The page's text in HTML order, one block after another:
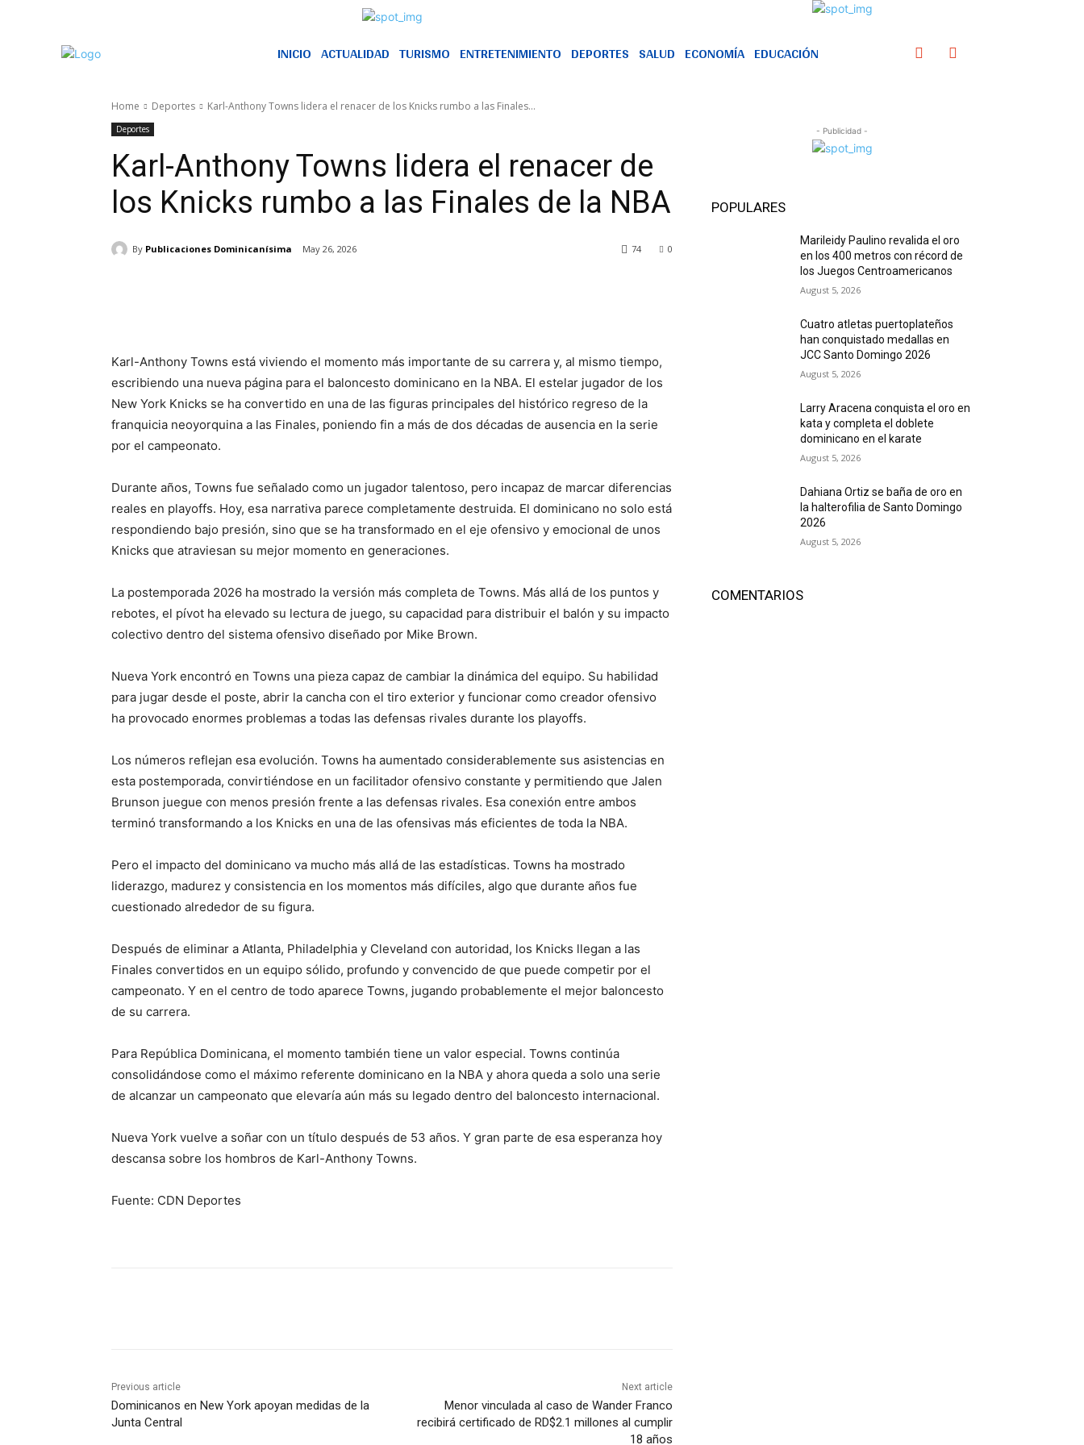
INICIO ACTUALIDAD TURISMO ENTRETENIMIENTO DEPORTES SALUD ECONOMÍA EDUCACIÓN
Home Deportes Karl-Anthony Towns lidera el renacer de los Knicks rumbo a las Finales...
Deportes
Karl-Anthony Towns lidera el renacer de
los Knicks rumbo a las Finales de la NBA
By Publicaciones Dominicanísima May 26, 2026 0
74
Karl-Anthony Towns está viviendo el momento más importante de su carrera y, al mismo tiempo,
escribiendo una nueva página para el baloncesto dominicano en la NBA. El estelar jugador de los
New York Knicks se ha convertido en una de las figuras principales del histórico regreso de la
franquicia neoyorquina a las Finales, poniendo fin a más de dos décadas de ausencia en la serie
por el campeonato.
Durante años, Towns fue señalado como un jugador talentoso, pero incapaz de marcar diferencias
reales en playoffs. Hoy, esa narrativa parece completamente destruida. El dominicano no solo está
respondiendo bajo presión, sino que se ha transformado en el eje ofensivo y emocional de unos
Knicks que atraviesan su mejor momento en generaciones.
La postemporada 2026 ha mostrado la versión más completa de Towns. Más allá de los puntos y
rebotes, el pívot ha elevado su lectura de juego, su capacidad para distribuir el balón y su impacto
colectivo dentro del sistema ofensivo diseñado por Mike Brown.
Nueva York encontró en Towns una pieza capaz de cambiar la dinámica del equipo. Su habilidad
para jugar desde el poste, abrir la cancha con el tiro exterior y funcionar como creador ofensivo
ha provocado enormes problemas a todas las defensas rivales durante los playoffs.
Los números reflejan esa evolución. Towns ha aumentado considerablemente sus asistencias en
esta postemporada, convirtiéndose en un facilitador ofensivo constante y permitiendo que Jalen
Brunson juegue con menos presión frente a las defensas rivales. Esa conexión entre ambos
terminó transformando a los Knicks en una de las ofensivas más eficientes de toda la NBA.
Pero el impacto del dominicano va mucho más allá de las estadísticas. Towns ha mostrado
liderazgo, madurez y consistencia en los momentos más difíciles, algo que durante años fue
cuestionado alrededor de su figura.
Después de eliminar a Atlanta, Philadelphia y Cleveland con autoridad, los Knicks llegan a las
Finales convertidos en un equipo sólido, profundo y convencido de que puede competir por el
campeonato. Y en el centro de todo aparece Towns, jugando probablemente el mejor baloncesto
de su carrera.
Para República Dominicana, el momento también tiene un valor especial. Towns continúa
consolidándose como el máximo referente dominicano en la NBA y ahora queda a solo una serie
de alcanzar un campeonato que elevaría aún más su legado dentro del baloncesto internacional.
Nueva York vuelve a soñar con un título después de 53 años. Y gran parte de esa esperanza hoy
descansa sobre los hombros de Karl-Anthony Towns.
Fuente: CDN Deportes
Previous article
Dominicanos en New York apoyan medidas de la
Junta Central
Next article
Menor vinculada al caso de Wander Franco
recibirá certificado de RD$2.1 millones al cumplir
18 años
- Publicidad -
POPULARES
Marileidy Paulino revalida el oro
en los 400 metros con récord de
los Juegos Centroamericanos
August 5, 2026
Cuatro atletas puertoplateños
han conquistado medallas en
JCC Santo Domingo 2026
August 5, 2026
Larry Aracena conquista el oro en
kata y completa el doblete
dominicano en el karate
August 5, 2026
Dahiana Ortiz se baña de oro en
la halterofilia de Santo Domingo
2026
August 5, 2026
COMENTARIOS